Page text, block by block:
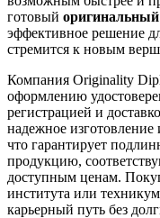
готовый оригинальный
эффективное решение
стремится к новым
Компания Originality
оформлению
регистрацией и
надежное
что гарантирует
продукцию,
доступным ценам.
института или
карьерный путь без